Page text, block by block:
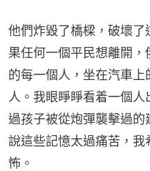
他們炸毀了橋樑，破壞
果任何一個平民想離開
的每一個人，坐在汽車
人。我眼睜睜看着一個
過孩子被從炮彈襲擊過
說這些記憶太過痛苦，
怖。